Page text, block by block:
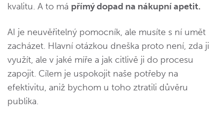
kvalitu. A to má přímý dopad na nákupní apetit.
AI je neuvěřitelný pomocník, ale musíte s ní umět
zacházet. Hlavní otázkou dneška proto není, zda ji
využít, ale v jaké míře a jak citlivě ji do procesu
zapojit. Cílem je uspokojit naše potřeby na
efektivitu, aniž bychom u toho ztratili důvěru
publika.